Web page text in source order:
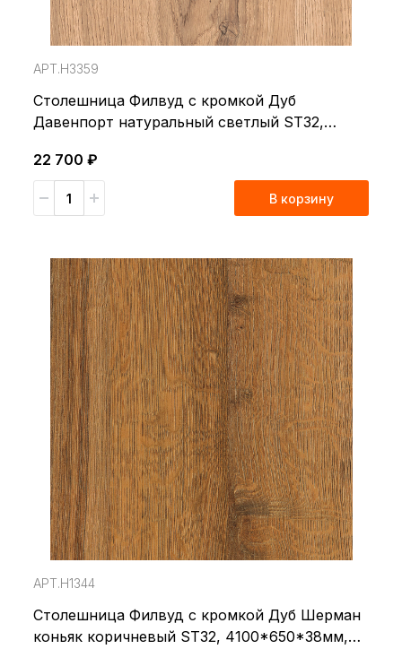
АРТ.H3359
Столешница Филвуд с кромкой Дуб
Давенпорт натуральный светлый ST32,
22 700 ₽
В корзину
АРТ.H1344
Столешница Филвуд с кромкой Дуб Шерман
коньяк коричневый ST32, 4100*650*38мм,